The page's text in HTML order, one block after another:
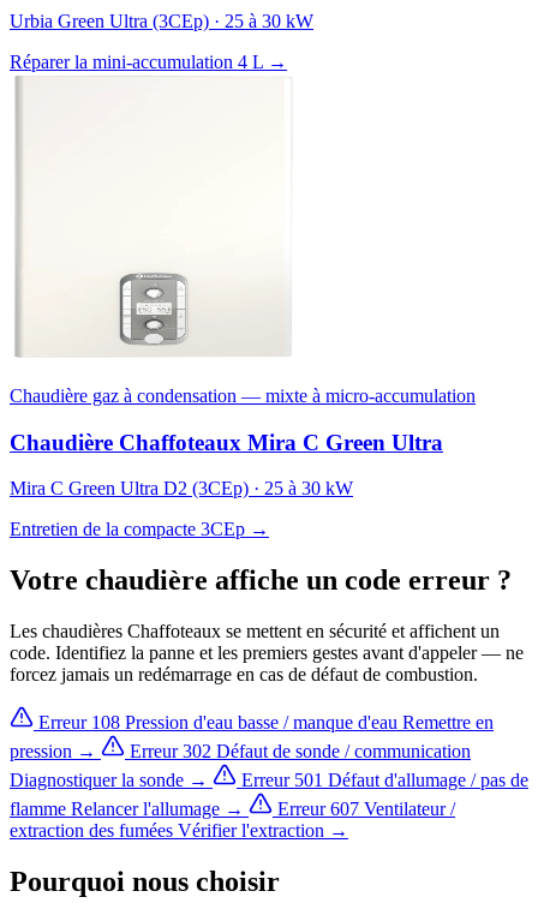
Urbia Green Ultra (3CEp) · 25 à 30 kW
Réparer la mini-accumulation 4 L →
Chaudière gaz à condensation — mixte à micro-accumulation
Chaudière Chaffoteaux Mira C Green Ultra
Mira C Green Ultra D2 (3CEp) · 25 à 30 kW
Entretien de la compacte 3CEp →
Votre chaudière affiche un code erreur ?
Les chaudières Chaffoteaux se mettent en sécurité et affichent un
code. Identifiez la panne et les premiers gestes avant d'appeler — ne
forcez jamais un redémarrage en cas de défaut de combustion.
Erreur 108 Pression d'eau basse / manque d'eau Remettre en
pression →
Erreur 302 Défaut de sonde / communication
Diagnostiquer la sonde →
Erreur 501 Défaut d'allumage / pas de
flamme Relancer l'allumage → Erreur 607 Ventilateur /
extraction des fumées Vérifier l'extraction →
Pourquoi nous choisir